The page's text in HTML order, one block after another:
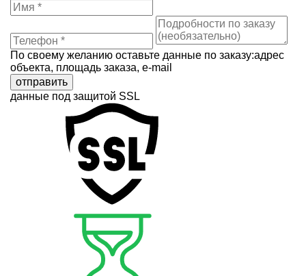
По своему желанию оставьте данные по заказу:адрес
объекта, площадь заказа, e-mail
отправить
данные под защитой SSL